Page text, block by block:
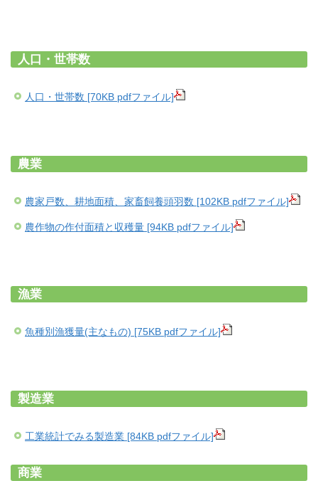
人口・世帯数
人口・世帯数 [70KB pdfファイル]
農業
農家戸数、耕地面積、家畜飼養頭羽数 [102KB pdfファイル]
農作物の作付面積と収穫量 [94KB pdfファイル]
漁業
魚種別漁獲量(主なもの) [75KB pdfファイル]
製造業
工業統計でみる製造業 [84KB pdfファイル]
商業